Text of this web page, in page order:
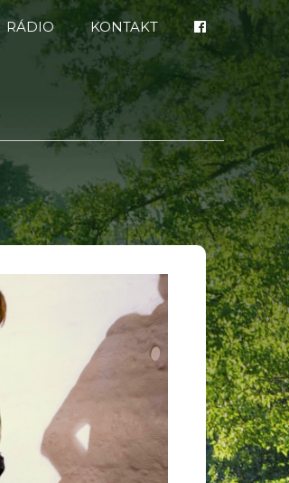
RÁDIO KONTAKT
Outlook Live